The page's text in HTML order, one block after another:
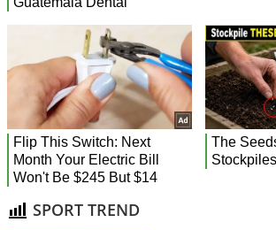
SPORT TREND